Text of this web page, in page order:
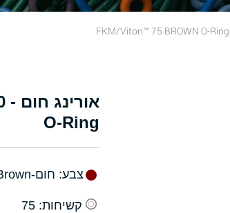
O-Ring
צבע: חום-Brown
קשיחות: 75